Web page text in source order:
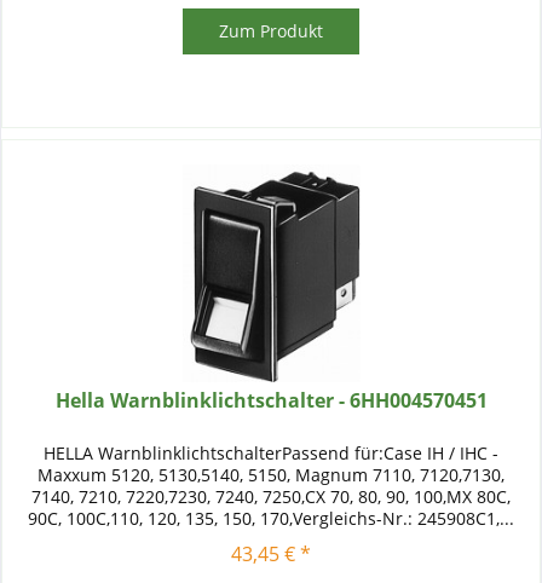
Zum Produkt
Hella Warnblinklichtschalter - 6HH004570451
HELLA WarnblinklichtschalterPassend für:Case IH / IHC -
Maxxum 5120, 5130,5140, 5150, Magnum 7110, 7120,7130,
7140, 7210, 7220,7230, 7240, 7250,CX 70, 80, 90, 100,MX 80C,
90C, 100C,110, 120, 135, 150, 170,Vergleichs-Nr.: 245908C1,...
43,45 € *